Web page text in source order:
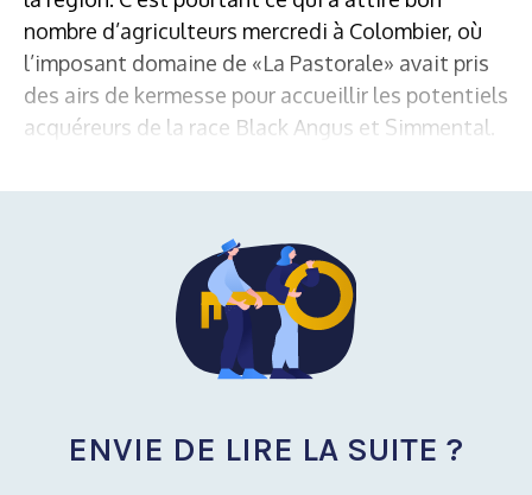
nombre d’agriculteurs mercredi à Colombier, où
l’imposant domaine de «La Pastorale» avait pris
des airs de kermesse pour accueillir les potentiels
acquéreurs de la race Black Angus et Simmental.
ENVIE DE LIRE LA SUITE ?